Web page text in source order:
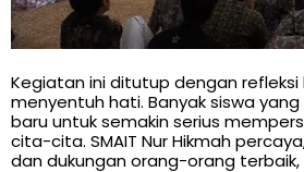
Kegiatan ini ditutup dengan
menyentuh hati. Banyak siswa
baru untuk semakin serius
cita-cita. SMAIT Nur Hikmah
dan dukungan orang-orang terbaik,